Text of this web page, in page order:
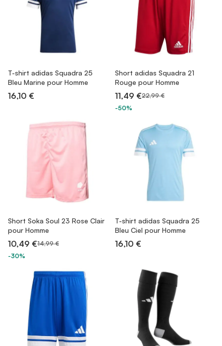
T-shirt adidas Squadra 25
Bleu Marine pour Homme
16,10 €
Short adidas Squadra 21
Rouge pour Homme
11,49 €22,99 €
-50%
Short Soka Soul 23 Rose Clair
pour Homme
10,49 €14,99 €
-30%
T-shirt adidas Squadra 25
Bleu Ciel pour Homme
16,10 €